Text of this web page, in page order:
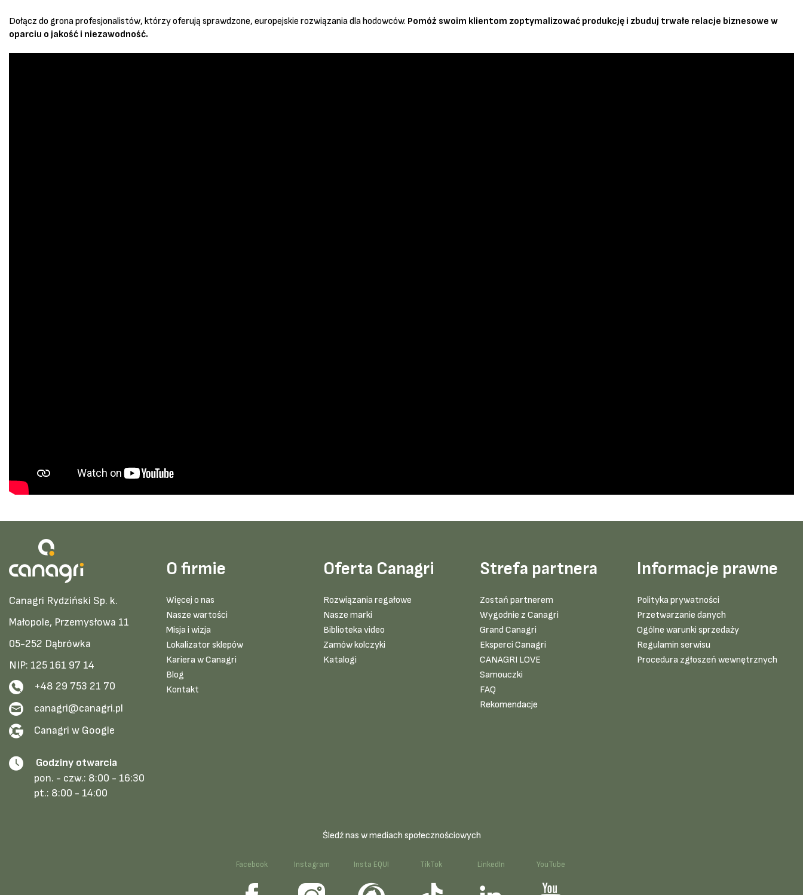
Dołącz do grona profesjonalistów, którzy oferują sprawdzone, europejskie rozwiązania dla hodowców. Pomóż swoim klientom zoptymalizować produkcję i zbuduj trwałe relacje biznesowe w
oparciu o jakość i niezawodność.
Canagri Rydziński Sp. k.
Małopole, Przemysłowa 11
05-252 Dąbrówka
NIP: 125 161 97 14
+48 29 753 21 70
canagri@canagri.pl
Canagri w Google
Godziny otwarcia
pon. - czw.: 8:00 - 16:30
pt.: 8:00 - 14:00
O firmie
Więcej o nas
Nasze wartości
Misja i wizja
Lokalizator sklepów
Kariera w Canagri
Blog
Kontakt
Oferta Canagri
Rozwiązania regałowe
Nasze marki
Biblioteka video
Zamów kolczyki
Katalogi
Strefa partnera
Zostań partnerem
Wygodnie z Canagri
Grand Canagri
Eksperci Canagri
CANAGRI LOVE
Samouczki
FAQ
Rekomendacje
Informacje prawne
Polityka prywatności
Przetwarzanie danych
Ogólne warunki sprzedaży
Regulamin serwisu
Procedura zgłoszeń wewnętrznych
Śledź nas w mediach społecznościowych
Facebook Instagram Insta EQUI TikTok LinkedIn YouTube